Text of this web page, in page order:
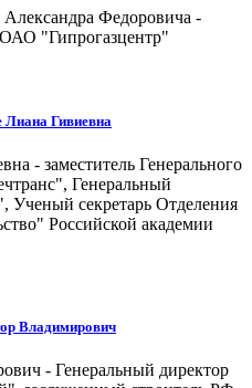
Федоровича -
ОАО "Гипрогазцентр"
Гивиевна
- заместитель Генерального
Генеральный
секретарь Отделения
Российской академии
Владимирович
- Генеральный директор